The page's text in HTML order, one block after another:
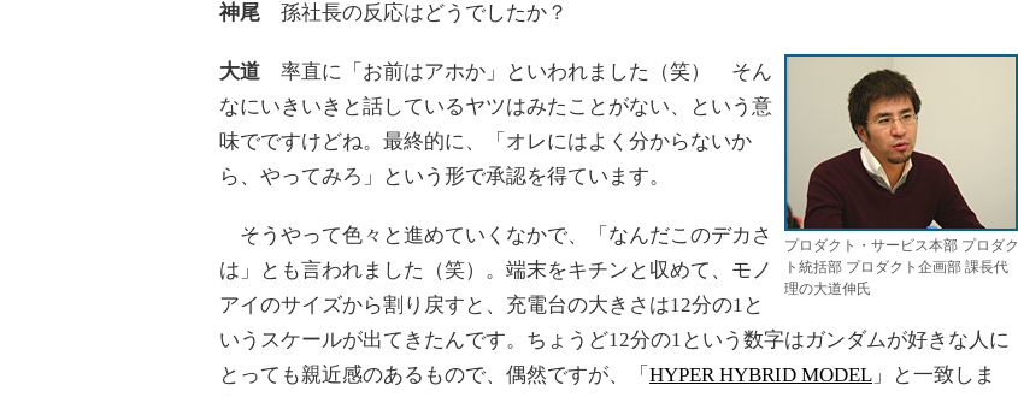
神尾 孫社長の反応はどうでしたか？
プロダクト・サービス本部 プロダク
ト統括部 プロダクト企画部 課長代
理の大道伸氏
大道 率直に「お前はアホか」といわれました（笑） そん
なにいきいきと話しているヤツはみたことがない、という意
味でですけどね。最終的に、「オレにはよく分からないか
ら、やってみろ」という形で承認を得ています。
そうやって色々と進めていくなかで、「なんだこのデカさ
は」とも言われました（笑）。端末をキチンと収めて、モノ
アイのサイズから割り戻すと、充電台の大きさは12分の1と
いうスケールが出てきたんです。ちょうど12分の1という数字はガンダムが好きな人に
とっても親近感のあるもので、偶然ですが、「 HYPER HYBRID MODEL 」と一致しま